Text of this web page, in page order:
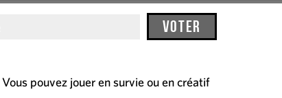
Voter
Vous pouvez jouer en survie ou en créatif